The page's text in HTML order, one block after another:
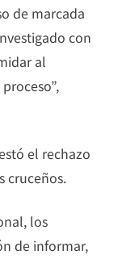
de marcada
con
al
el rechazo
cruceños.
los
de informar,